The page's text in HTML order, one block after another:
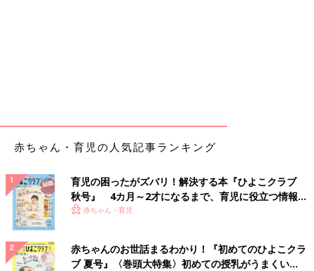
澤江 DCDは、 自閉症スペクトラム障害（ASD）や注意欠陥多
動性障害（ADHD）などの症状と合わせて現れることも多く、5
才以下の幼児期では診断は難しいかもしれません。幼児期の運動
発達は個人差も大きいため、何才くらいまでにどんなことができ
るか、ということはあまり気にする必要はありません。むしろ、
上手にできなかったり苦手だったりしても気にせずに、親子でど
んどんいろんな運動や遊びができる機会を持ってほしいと思いま
す。
赤ちゃん・育児の人気記事ランキング
育児の困ったがズバリ！解決する本『ひよこクラブ
秋号』 4カ月～2才になるまで、育児に役立つ情報が
いっぱい！
赤ちゃん・育児
赤ちゃんのお世話まるわかり！『初めてのひよこクラ
ブ 夏号』〈巻頭大特集〉初めての授乳がうまくい